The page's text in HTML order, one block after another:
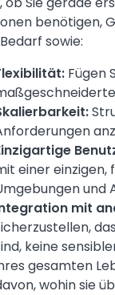
benötigen,
sowie:
Fügen
einer einzigen,
und
mit
keine
gesamten
wohin sie